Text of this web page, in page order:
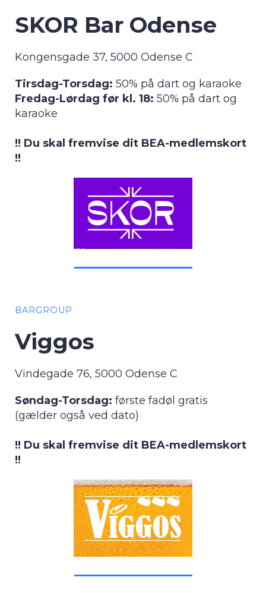
SKOR Bar Odense
Kongensgade 37, 5000 Odense C
Tirsdag-Torsdag: 50% på dart og karaoke
Fredag-Lørdag før kl. 18: 50% på dart og
karaoke
!! Du skal fremvise dit BEA-medlemskort
!!
BARGROUP
Viggos
Vindegade 76, 5000 Odense C
Søndag-Torsdag: første fadøl gratis
(gælder også ved dato)
!! Du skal fremvise dit BEA-medlemskort
!!